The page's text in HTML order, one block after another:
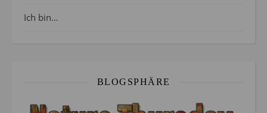
Ich bin…
BLOGSPHÄRE